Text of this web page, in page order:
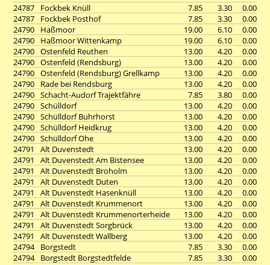
24787
Fockbek Knüll 7.85 3.30
0.00
24787
Fockbek Posthof 7.85 3.30
0.00
24790
Haßmoor 19.00 6.10
0.00
24790
Haßmoor Wittenkamp 19.00 6.10
0.00
24790 Ostenfeld Reuthen 13.00 4.20
0.00
24790 Ostenfeld (Rendsburg) 13.00 4.20
0.00
24790 Ostenfeld (Rendsburg) Grellkamp 13.00 4.20
0.00
24790
Rade bei Rendsburg 13.00 4.20
0.00
24790 Schacht-Audorf Trajektfähre 7.85 3.80
0.00
24790 Schülldorf 13.00 4.20
0.00
24790 Schülldorf Buhrhorst 13.00 4.20
0.00
24790 Schülldorf Heidkrug 13.00 4.20
0.00
24790 Schülldorf Ohe 13.00 4.20
0.00
24791
Alt Duvenstedt 13.00 4.20
0.00
24791
Alt Duvenstedt Am Bistensee 13.00 4.20
0.00
24791
Alt Duvenstedt Broholm 13.00 4.20
0.00
24791
Alt Duvenstedt Duten 13.00 4.20
0.00
24791
Alt Duvenstedt Hasenknüll 13.00 4.20
0.00
24791
Alt Duvenstedt Krummenort 13.00 4.20
0.00
24791
Alt Duvenstedt Krummenorterheide 13.00 4.20
0.00
24791
Alt Duvenstedt Sorgbrück 13.00 4.20
0.00
24791
Alt Duvenstedt Wallberg 13.00 4.20
0.00
24794
Borgstedt 7.85 3.30
0.00
24794
Borgstedt Borgstedtfelde 7.85 3.30
0.00